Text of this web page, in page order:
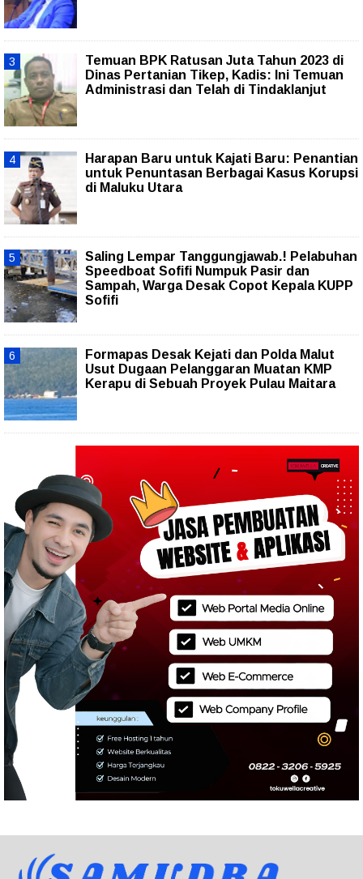
Temuan BPK Ratusan Juta Tahun 2023 di
Dinas Pertanian Tikep, Kadis: Ini Temuan
Administrasi dan Telah di Tindaklanjut
Harapan Baru untuk Kajati Baru: Penantian
untuk Penuntasan Berbagai Kasus Korupsi
di Maluku Utara
Saling Lempar Tanggungjawab.! Pelabuhan
Speedboat Sofifi Numpuk Pasir dan
Sampah, Warga Desak Copot Kepala KUPP
Sofifi
Formapas Desak Kejati dan Polda Malut
Usut Dugaan Pelanggaran Muatan KMP
Kerapu di Sebuah Proyek Pulau Maitara